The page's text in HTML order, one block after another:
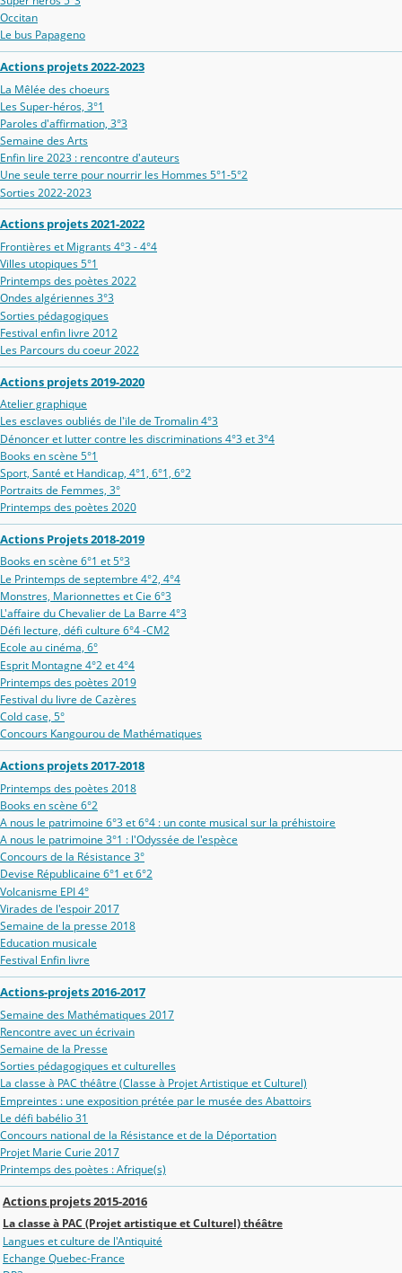
Occitan
Le bus Papageno
Actions projets 2022-2023
La Mêlée des choeurs
Les Super-héros, 3°1
Paroles d'affirmation, 3°3
Semaine des Arts
Enfin lire 2023 : rencontre d'auteurs
Une seule terre pour nourrir les Hommes 5°1-5°2
Sorties 2022-2023
Actions projets 2021-2022
Frontières et Migrants 4°3 - 4°4
Villes utopiques 5°1
Printemps des poètes 2022
Ondes algériennes 3°3
Sorties pédagogiques
Festival enfin livre 2012
Les Parcours du coeur 2022
Actions projets 2019-2020
Atelier graphique
Les esclaves oubliés de l'ïle de Tromalin 4°3
Dénoncer et lutter contre les discriminations 4°3 et 3°4
Books en scène 5°1
Sport, Santé et Handicap, 4°1, 6°1, 6°2
Portraits de Femmes, 3°
Printemps des poètes 2020
Actions Projets 2018-2019
Books en scène 6°1 et 5°3
Le Printemps de septembre 4°2, 4°4
Monstres, Marionnettes et Cie 6°3
L'affaire du Chevalier de La Barre 4°3
Défi lecture, défi culture 6°4 -CM2
Ecole au cinéma, 6°
Esprit Montagne 4°2 et 4°4
Printemps des poètes 2019
Festival du livre de Cazères
Cold case, 5°
Concours Kangourou de Mathématiques
Actions projets 2017-2018
Printemps des poètes 2018
Books en scène 6°2
A nous le patrimoine 6°3 et 6°4 : un conte musical sur la préhistoire
A nous le patrimoine 3°1 : l'Odyssée de l'espèce
Concours de la Résistance 3°
Devise Républicaine 6°1 et 6°2
Volcanisme EPI 4°
Virades de l'espoir 2017
Semaine de la presse 2018
Education musicale
Festival Enfin livre
Actions-projets 2016-2017
Semaine des Mathématiques 2017
Rencontre avec un écrivain
Semaine de la Presse
Sorties pédagogiques et culturelles
La classe à PAC théâtre (Classe à Projet Artistique et Culturel)
Empreintes : une exposition prétée par le musée des Abattoirs
Le défi babélio 31
Concours national de la Résistance et de la Déportation
Projet Marie Curie 2017
Printemps des poètes : Afrique(s)
Actions projets 2015-2016
La classe à PAC (Projet artistique et Culturel) théâtre
Langues et culture de l'Antiquité
Echange Quebec-France